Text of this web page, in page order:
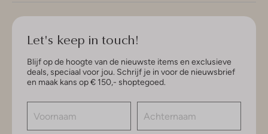
Let's keep in touch!
Blijf op de hoogte van de nieuwste items en exclusieve
deals, speciaal voor jou. Schrijf je in voor de nieuwsbrief
en maak kans op € 150,- shoptegoed.